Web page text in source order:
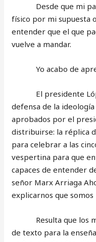
Desde que mi
físico por mi supuesta
entender que el que
vuelve a mandar.
Yo acabo de
El presidente
defensa de la
aprobados por el
distribuirse: la réplica
para celebrar a las
vespertina para que
capaces de entender
señor Marx Arriaga
explicarnos que somos
Resulta que los
de texto para la